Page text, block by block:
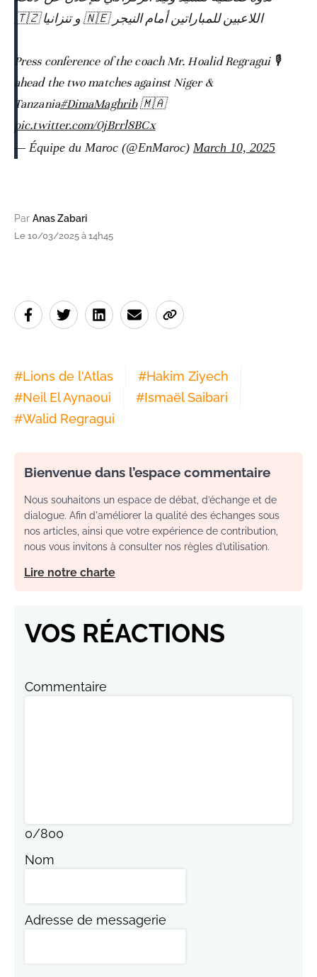
اللاعبين للمباراتين أمام النيجر 🇳🇪 و تنزانيا 🇹🇿
🎙️ Press conference of the coach Mr. Hoalid Regragui
ahead the two matches against Niger &
Tanzania#DimaMaghrib🇲🇦
pic.twitter.com/0jBrrl8BCx
— Équipe du Maroc (@EnMaroc) March 10, 2025
Par Anas Zabari
Le 10/03/2025 à 14h45
#Lions de l'Atlas #Hakim Ziyech
#Neil El Aynaoui #Ismaël Saibari
#Walid Regragui
Bienvenue dans l’espace commentaire
Nous souhaitons un espace de débat, d’échange et de
dialogue. Afin d'améliorer la qualité des échanges sous
nos articles, ainsi que votre expérience de contribution,
nous vous invitons à consulter nos règles d’utilisation.
Lire notre charte
VOS RÉACTIONS
Commentaire
0/800
Nom
Adresse de messagerie